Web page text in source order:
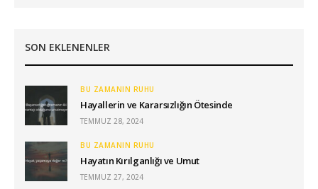
SON EKLENENLER
BU ZAMANIN RUHU
Hayallerin ve Kararsızlığın Ötesinde
TEMMUZ 28, 2024
BU ZAMANIN RUHU
Hayatın Kırılganlığı ve Umut
TEMMUZ 27, 2024